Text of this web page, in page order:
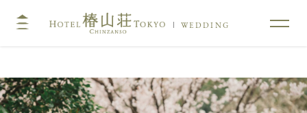
WEDDING
TOP コンセプト